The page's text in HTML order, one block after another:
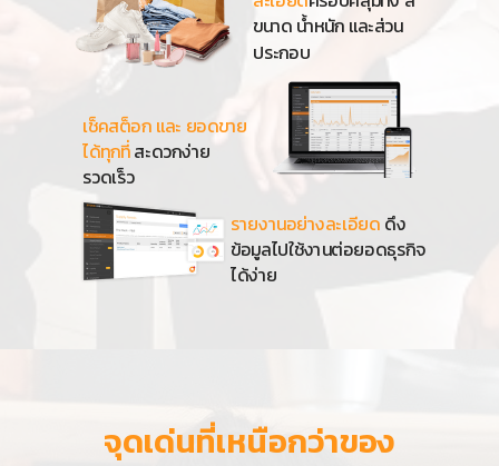
ขนาด น้ำหนัก และส่วน
ประกอบ
เช็คสต็อก และ ยอดขาย
ได้ทุกที่สะดวกง่าย
รวดเร็ว
รายงานอย่างละเอียด ดึง
ข้อมูลไปใช้งานต่อยอดธุรกิจ
ได้ง่าย
จุดเด่นที่เหนือกว่าของ